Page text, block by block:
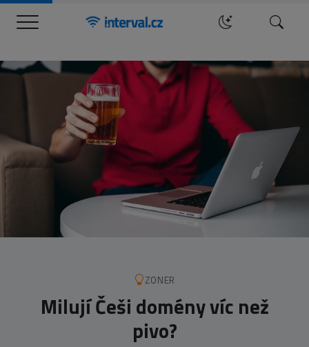
Menu Hledat
ZONER
Milují Češi domény víc než
pivo?